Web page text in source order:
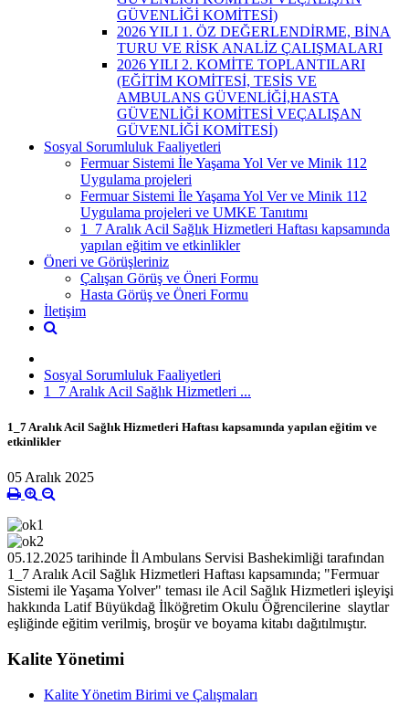
GÜVENLİĞİ KOMİTESİ)
2026 YILI 1. ÖZ DEĞERLENDİRME, BİNA
TURU VE RİSK ANALİZ ÇALIŞMALARI
2026 YILI 2. KOMİTE TOPLANTILARI
(EĞİTİM KOMİTESİ, TESİS VE
AMBULANS GÜVENLİĞİ,HASTA
GÜVENLİĞİ KOMİTESİ VEÇALIŞAN
GÜVENLİĞİ KOMİTESİ)
Sosyal Sorumluluk Faaliyetleri
Fermuar Sistemi İle Yaşama Yol Ver ve Minik 112
Uygulama projeleri
Fermuar Sistemi İle Yaşama Yol Ver ve Minik 112
Uygulama projeleri ve UMKE Tanıtımı
1_7 Aralık Acil Sağlık Hizmetleri Haftası kapsamında
yapılan eğitim ve etkinlikler
Öneri ve Görüşleriniz
Çalışan Görüş ve Öneri Formu
Hasta Görüş ve Öneri Formu
İletişim
Sosyal Sorumluluk Faaliyetleri
1_7 Aralık Acil Sağlık Hizmetleri ...
1_7 Aralık Acil Sağlık Hizmetleri Haftası kapsamında yapılan eğitim ve
etkinlikler
05 Aralık 2025
05.12.2025 tarihinde İl Ambulans Servisi Bashekimliği tarafından
1_7 Aralık Acil Sağlık Hizmetleri Haftası kapsamında; "Fermuar
Sistemi ile Yaşama Yolver" teması ile Acil Sağlık Hizmetleri işleyişi
hakkında Latif Büyükdağ İlköğretim Okulu Öğrencilerine slaytlar
eşliğinde eğitim verilmiş, broşür ve boyama kitabı dağıtılmıştır.
Kalite Yönetimi
Kalite Yönetim Birimi ve Çalışmaları